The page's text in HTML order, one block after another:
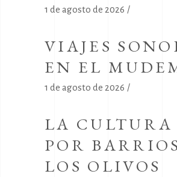
1 de agosto de 2026
VIAJES
EN EL
1 de agosto de 2026
LA CULTURA
POR
LOS OLIVOS